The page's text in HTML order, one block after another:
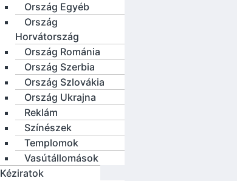
Ország Egyéb
Ország
Horvátország
Ország Románia
Ország Szerbia
Ország Szlovákia
Ország Ukrajna
Reklám
Színészek
Templomok
Vasútállomások
Kéziratok